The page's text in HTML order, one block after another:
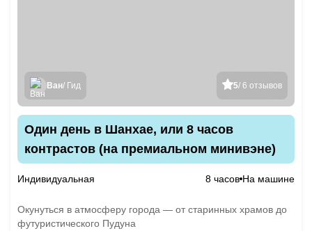
5/ 6 отзывов
Ван/ Гид
Один день в Шанхае, или 8 часов
контрастов (на премиальном минивэне)
Индивидуальная 8 часов На машине
Окунуться в атмосферу города — от старинных храмов до
футуристического Пудуна